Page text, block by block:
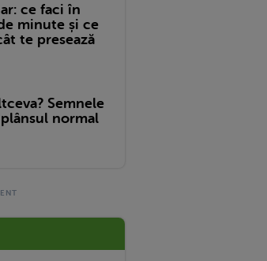
ce faci în
minute și ce
te presează
Semnele
normal